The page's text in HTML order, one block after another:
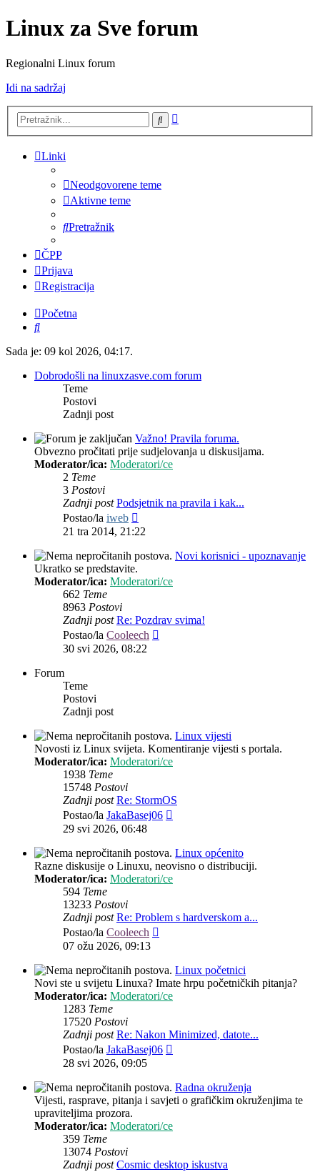
Linux za Sve forum
Regionalni Linux forum
Idi na sadržaj
Pretražnik
Linki
Neodgovorene teme
Aktivne teme
Pretražnik
ČPP
Prijava
Registracija
Početna
Pretražnik
Sada je: 09 kol 2026, 04:17.
Dobrodošli na linuxzasve.com forum
Teme
Postovi
Zadnji post
Važno! Pravila foruma.
Obvezno pročitati prije sudjelovanja u diskusijama.
Moderator/ica: Moderatori/ce
2 Teme
3 Postovi
Zadnji post Podsjetnik na pravila i kak...
Postao/la iweb
post
21 tra 2014, 21:22
Novi korisnici - upoznavanje
Ukratko se predstavite.
Moderator/ica: Moderatori/ce
662 Teme
8963 Postovi
Zadnji post Re: Pozdrav svima!
Postao/la Cooleech
30 svi 2026, 08:22
Forum
Teme
Postovi
Zadnji post
Linux vijesti
Novosti iz Linux svijeta. Komentiranje vijesti s portala.
Moderator/ica: Moderatori/ce
1938 Teme
15748 Postovi
Zadnji post Re: StormOS
Postao/la JakaBasej06
29 svi 2026, 06:48
Linux općenito
Razne diskusije o Linuxu, neovisno o distribuciji.
Moderator/ica: Moderatori/ce
594 Teme
13233 Postovi
Zadnji post Re: Problem s hardverskom a...
Postao/la Cooleech
07 ožu 2026, 09:13
Linux početnici
Novi ste u svijetu Linuxa? Imate hrpu početničkih pitanja?
Moderator/ica: Moderatori/ce
1283 Teme
17520 Postovi
Zadnji post Re: Nakon Minimized, datote...
Postao/la JakaBasej06
28 svi 2026, 09:05
Radna okruženja
Vijesti, rasprave, pitanja i savjeti o grafičkim okruženjima te
upraviteljima prozora.
Moderator/ica: Moderatori/ce
359 Teme
13074 Postovi
Zadnji post Cosmic desktop iskustva